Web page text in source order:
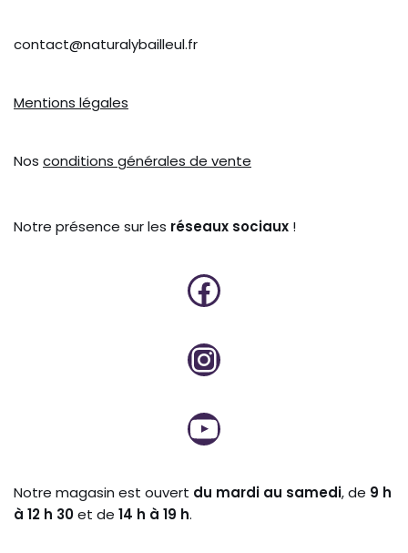
contact@naturalybailleul.fr
Mentions légales
Nos conditions générales de vente
Notre présence sur les réseaux sociaux !
Notre magasin est ouvert du mardi au samedi, de 9 h
à 12 h 30et de 14 h à 19 h.